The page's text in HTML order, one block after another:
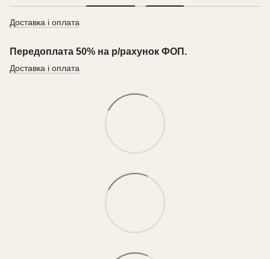
Доставка і оплата
Передоплата 50% на р/рахунок ФОП.
Доставка і оплата